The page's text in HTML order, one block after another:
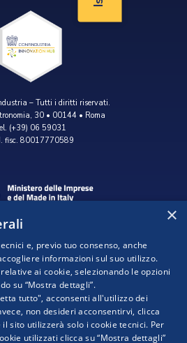
– Tutti i diritti riservati.
30 • 00144 • Roma
(+39) 06 59031
fisc. 80017770589
realizzato da:
×
e, previo tuo consenso, anche
informazioni sul suo utilizzo.
ai cookie, selezionando le opzioni
su “Mostra dettagli”.
tutto", acconsenti all'utilizzo dei
non desideri acconsentirvi, clicca
il sito utilizzerà solo i cookie tecnici. Per
utilizzati clicca su “Mostra dettagli”